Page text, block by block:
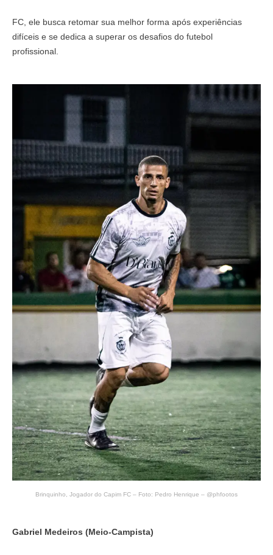
FC, ele busca retomar sua melhor forma após experiências
difíceis e se dedica a superar os desafios do futebol
profissional.
Brinquinho, Jogador do Capim FC – Foto: Pedro Henrique – @phfootos
Gabriel Medeiros (Meio-Campista)